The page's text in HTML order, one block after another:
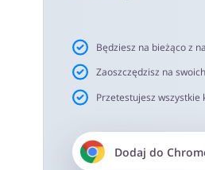
Będziesz na bieżąco z
Zaoszczędzisz na
Przetestujesz
Dodaj do